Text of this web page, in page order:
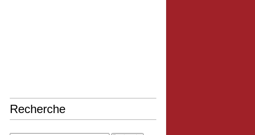
Recherche